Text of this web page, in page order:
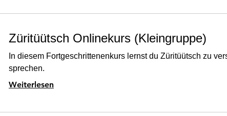
Züritüütsch Onlinekurs (Kleingruppe)
In diesem Fortgeschrittenenkurs lernst du Züritüütsch zu
sprechen.
Weiterlesen